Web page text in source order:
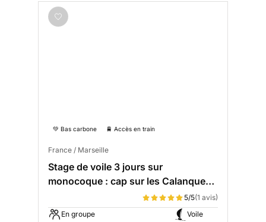
💚 Bas carbone 🚆 Accès en train
France / Marseille
Stage de voile 3 jours sur
monocoque : cap sur les Calanques
5/5(1 avis)
En groupe
Voile